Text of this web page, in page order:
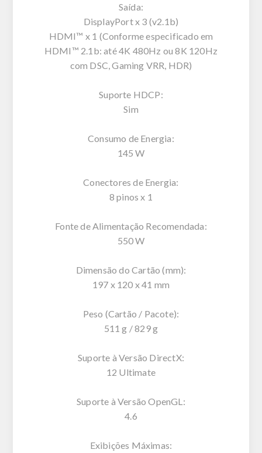
Saída:
DisplayPort x 3 (v2.1b)
HDMI™ x 1 (Conforme especificado em
HDMI™ 2.1b: até 4K 480Hz ou 8K 120Hz
com DSC, Gaming VRR, HDR)
Suporte HDCP:
Sim
Consumo de Energia:
145 W
Conectores de Energia:
8 pinos x 1
Fonte de Alimentação Recomendada:
550 W
Dimensão do Cartão (mm):
197 x 120 x 41 mm
Peso (Cartão / Pacote):
511 g / 829 g
Suporte à Versão DirectX:
12 Ultimate
Suporte à Versão OpenGL:
4.6
Exibições Máximas: